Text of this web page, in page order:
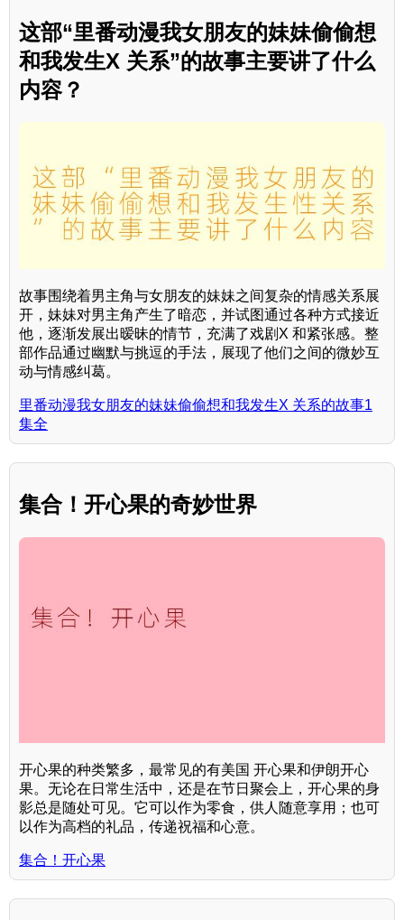
这部“里番动漫我女朋友的妹妹偷偷想
和我发生X 关系”的故事主要讲了什么
内容？
故事围绕着男主角与女朋友的妹妹之间复杂的情感关系展
开，妹妹对男主角产生了暗恋，并试图通过各种方式接近
他，逐渐发展出暧昧的情节，充满了戏剧X 和紧张感。整
部作品通过幽默与挑逗的手法，展现了他们之间的微妙互
动与情感纠葛。
里番动漫我女朋友的妹妹偷偷想和我发生X 关系的故事1
集全
集合！开心果的奇妙世界
开心果的种类繁多，最常见的有美国 开心果和伊朗开心
果。无论在日常生活中，还是在节日聚会上，开心果的身
影总是随处可见。它可以作为零食，供人随意享用；也可
以作为高档的礼品，传递祝福和心意。
集合！开心果